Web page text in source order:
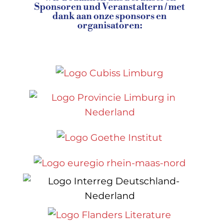
Sponsoren und Veranstaltern / met
dank aan onze sponsors en
organisatoren: